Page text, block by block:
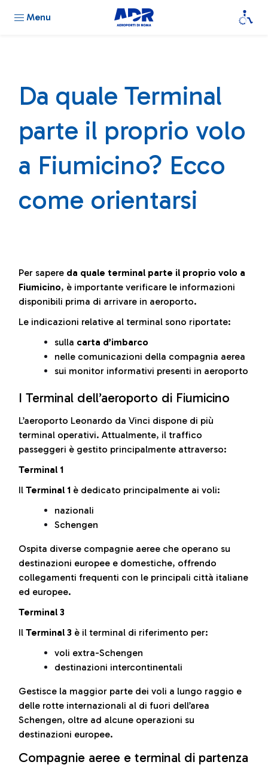
Menu
Da quale Terminal
parte il proprio volo
a Fiumicino? Ecco
come orientarsi
Per sapere da quale terminal parte il proprio volo a
Fiumicino, è importante verificare le informazioni
disponibili prima di arrivare in aeroporto.
Le indicazioni relative al terminal sono riportate:
sulla carta d’imbarco
nelle comunicazioni della compagnia aerea
sui monitor informativi presenti in aeroporto
I Terminal dell’aeroporto di Fiumicino
L’aeroporto Leonardo da Vinci dispone di più
terminal operativi. Attualmente, il traffico
passeggeri è gestito principalmente attraverso:
Terminal 1
Il Terminal 1 è dedicato principalmente ai voli:
nazionali
Schengen
Ospita diverse compagnie aeree che operano su
destinazioni europee e domestiche, offrendo
collegamenti frequenti con le principali città italiane
ed europee.
Terminal 3
Il Terminal 3 è il terminal di riferimento per:
voli extra-Schengen
destinazioni intercontinentali
Gestisce la maggior parte dei voli a lungo raggio e
delle rotte internazionali al di fuori dell’area
Schengen, oltre ad alcune operazioni su
destinazioni europee.
Compagnie aeree e terminal di partenza